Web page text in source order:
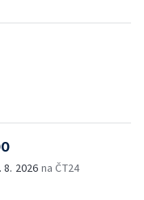
8. 2026 na ČT24